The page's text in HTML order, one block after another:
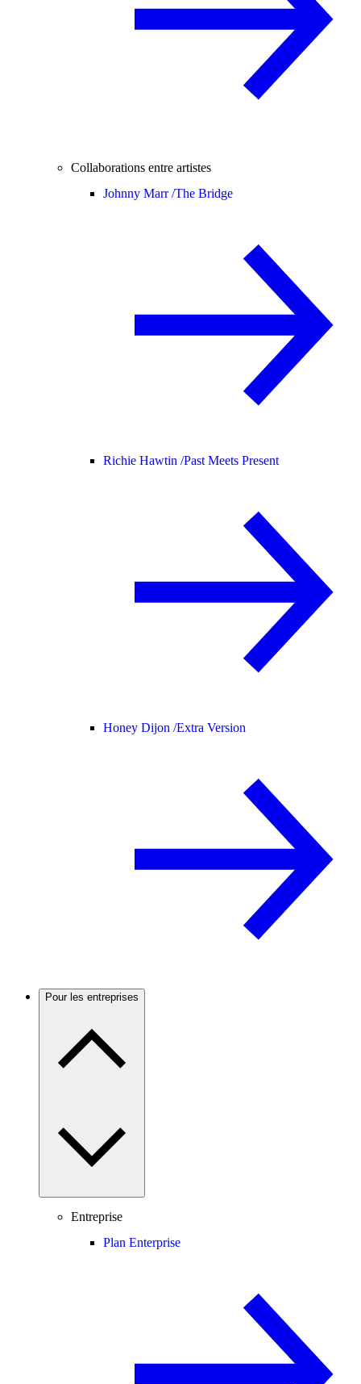
Collaborations entre artistes
Johnny Marr /The Bridge
Richie Hawtin /Past Meets Present
Honey Dijon /Extra Version
Pour les entreprises
Entreprise
Plan Enterprise